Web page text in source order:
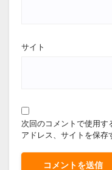
サイト
次回のコメントで使用す
アドレス、サイトを保存